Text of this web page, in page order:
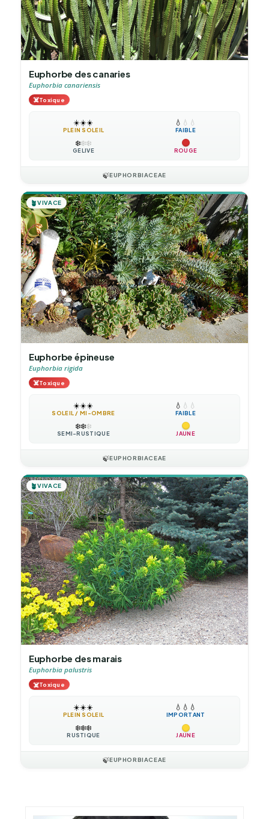
Euphorbe des canaries
Euphorbia canariensis
☠️Toxique
☀️☀️☀️
PLEIN SOLEIL
💧 💧 💧
FAIBLE
❄️❄️❄️
GÉLIVE ROUGE
🍃EUPHORBIACEAE
🪴VIVACE
Euphorbe épineuse
Euphorbia rigida
☠️Toxique
☀️☀️☀️
SOLEIL / MI-OMBRE
💧 💧 💧
FAIBLE
❄️❄️❄️
SEMI-RUSTIQUE JAUNE
🍃EUPHORBIACEAE
🪴VIVACE
Euphorbe des marais
Euphorbia palustris
☠️Toxique
☀️☀️☀️
PLEIN SOLEIL
💧 💧 💧
IMPORTANT
❄️❄️❄️
RUSTIQUE JAUNE
🍃EUPHORBIACEAE